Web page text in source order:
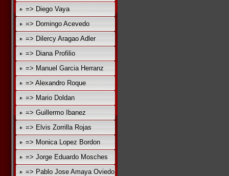
=> Diego Vaya
=> Domingo Acevedo
=> Dilercy Aragao Adler
=> Diana Profilio
=> Manuel Garcia Herranz
=> Alexandro Roque
=> Mario Doldan
=> Guillermo Ibanez
=> Elvis Zorrilla Rojas
=> Monica Lopez Bordon
=> Jorge Eduardo Mosches
=> Pablo Jose Amaya Oviedo